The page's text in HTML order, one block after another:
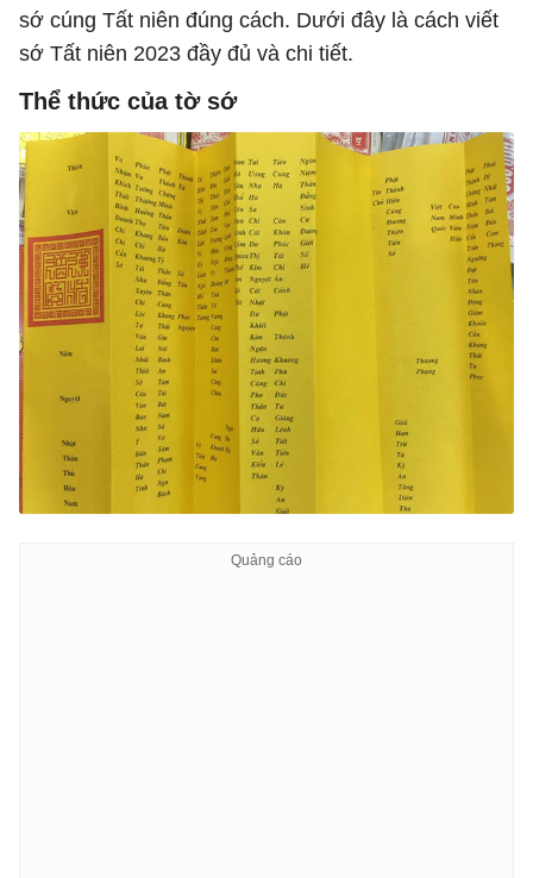
sớ cúng Tất niên đúng cách. Dưới đây là cách viết
sớ Tất niên 2023 đầy đủ và chi tiết.
Thể thức của tờ sớ